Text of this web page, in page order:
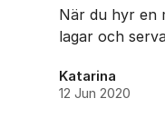
När du hyr en
lagar och
Katarina
12 Jun 2020